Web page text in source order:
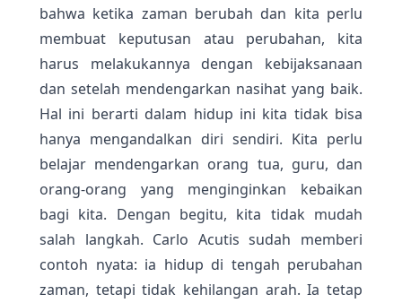
bahwa ketika zaman berubah dan kita perlu
membuat keputusan atau perubahan, kita
harus melakukannya dengan kebijaksanaan
dan setelah mendengarkan nasihat yang baik.
Hal ini berarti dalam hidup ini kita tidak bisa
hanya mengandalkan diri sendiri. Kita perlu
belajar mendengarkan orang tua, guru, dan
orang-orang yang menginginkan kebaikan
bagi kita. Dengan begitu, kita tidak mudah
salah langkah. Carlo Acutis sudah memberi
contoh nyata: ia hidup di tengah perubahan
zaman, tetapi tidak kehilangan arah. Ia tetap